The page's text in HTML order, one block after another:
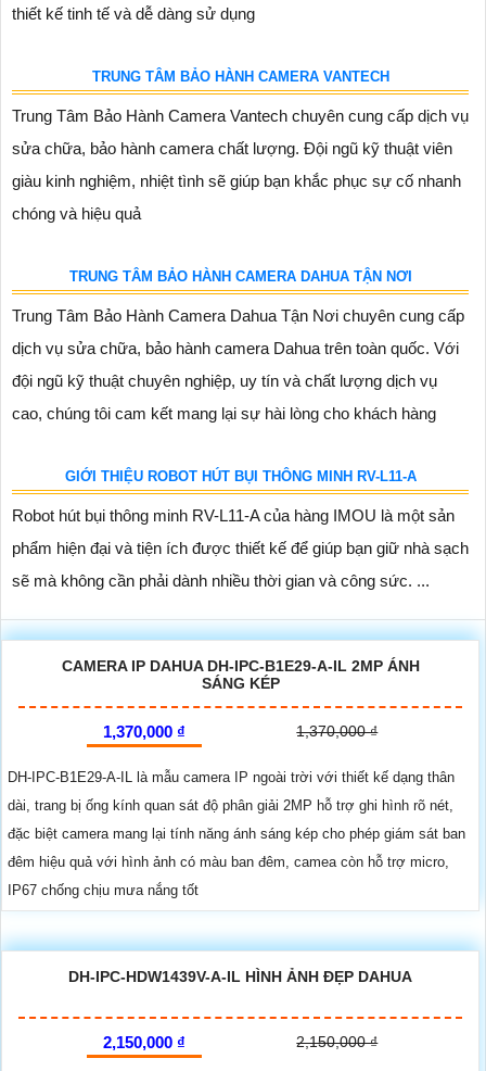
thiết kế tinh tế và dễ dàng sử dụng
TRUNG TÂM BẢO HÀNH CAMERA VANTECH
Trung Tâm Bảo Hành Camera Vantech chuyên cung cấp dịch vụ
sửa chữa, bảo hành camera chất lượng. Đội ngũ kỹ thuật viên
giàu kinh nghiệm, nhiệt tình sẽ giúp bạn khắc phục sự cố nhanh
chóng và hiệu quả
TRUNG TÂM BẢO HÀNH CAMERA DAHUA TẬN NƠI
Trung Tâm Bảo Hành Camera Dahua Tận Nơi chuyên cung cấp
dịch vụ sửa chữa, bảo hành camera Dahua trên toàn quốc. Với
đội ngũ kỹ thuật chuyên nghiệp, uy tín và chất lượng dịch vụ
cao, chúng tôi cam kết mang lại sự hài lòng cho khách hàng
GIỚI THIỆU ROBOT HÚT BỤI THÔNG MINH RV-L11-A
Robot hút bụi thông minh RV-L11-A của hàng IMOU là một sản
phẩm hiện đại và tiện ích được thiết kế để giúp bạn giữ nhà sạch
sẽ mà không cần phải dành nhiều thời gian và công sức. ...
CAMERA IP DAHUA DH-IPC-B1E29-A-IL 2MP ÁNH
SÁNG KÉP
1,370,000 ₫ 1,370,000 ₫
DH-IPC-B1E29-A-IL là mẫu camera IP ngoài trời với thiết kế dạng thân
dài, trang bị ống kính quan sát độ phân giải 2MP hỗ trợ ghi hình rõ nét,
đặc biệt camera mang lại tính năng ánh sáng kép cho phép giám sát ban
đêm hiệu quả với hình ảnh có màu ban đêm, camea còn hỗ trợ micro,
IP67 chống chịu mưa nắng tốt
DH-IPC-HDW1439V-A-IL HÌNH ẢNH ĐẸP DAHUA
2,150,000 ₫ 2,150,000 ₫